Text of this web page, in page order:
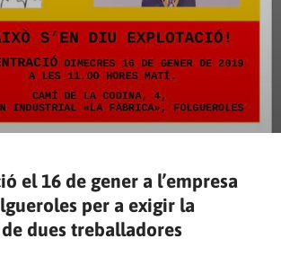
el 16 de gener a l’empresa
per a exigir la
dues treballadores